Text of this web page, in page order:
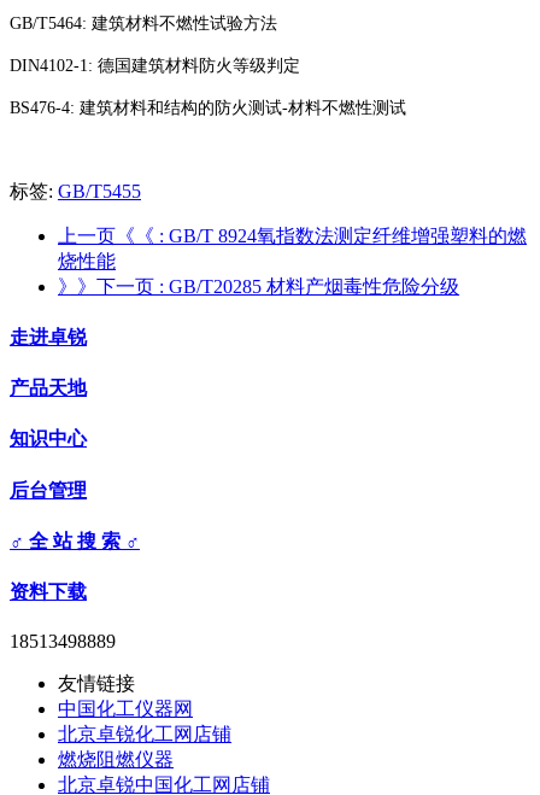
GB/T5464: 建筑材料不燃性试验方法
DIN4102-1: 德国建筑材料防火等级判定
BS476-4: 建筑材料和结构的防火测试-材料不燃性测试
标签: GB/T5455
上一页《《 : GB/T 8924氧指数法测定纤维增强塑料的燃
烧性能
》》下一页 : GB/T20285 材料产烟毒性危险分级
走进卓锐
产品天地
知识中心
后台管理
♂ 全 站 搜 索 ♂
资料下载
18513498889
友情链接
中国化工仪器网
北京卓锐化工网店铺
燃烧阻燃仪器
北京卓锐中国化工网店铺